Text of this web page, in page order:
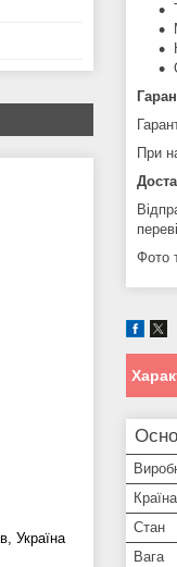
При
Фото
Стан
Вага
Україна